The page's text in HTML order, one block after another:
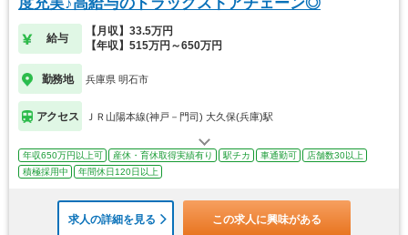
給与
【月収】33.5万円
【年収】515万円～650万円
勤務地 兵庫県 明石市
アクセス ＪＲ山陽本線(神戸－門司) 大久保(兵庫)駅
年収650万円以上可 産休・育休取得実績有り 駅チカ 車通勤可
店舗数30以上
積極採用中
年間休日120日以上
求人の詳細を見る この求人に興味がある